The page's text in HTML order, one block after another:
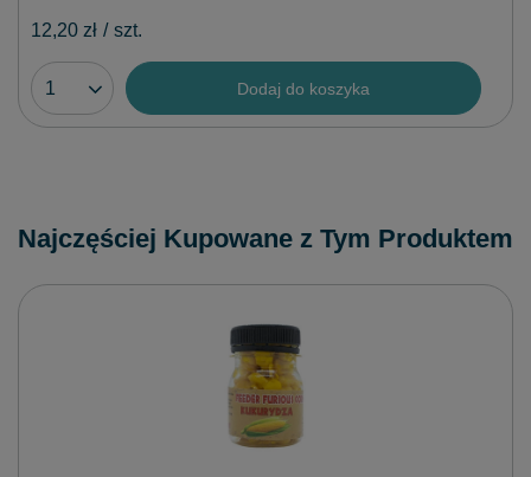
12,20 zł / szt.
Dodaj do koszyka
Najczęściej Kupowane z Tym Produktem